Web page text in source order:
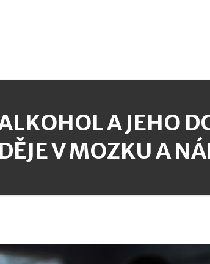
A JEHO
DĚJE V MOZKU A